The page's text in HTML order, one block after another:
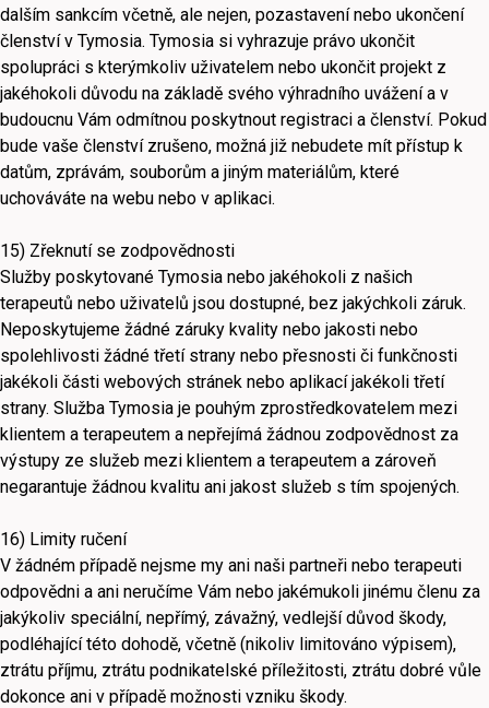
dalším sankcím včetně, ale nejen, pozastavení nebo ukončení
členství v Tymosia. Tymosia si vyhrazuje právo ukončit
spolupráci s kterýmkoliv uživatelem nebo ukončit projekt z
jakéhokoli důvodu na základě svého výhradního uvážení a v
budoucnu Vám odmítnou poskytnout registraci a členství. Pokud
bude vaše členství zrušeno, možná již nebudete mít přístup k
datům, zprávám, souborům a jiným materiálům, které
uchováváte na webu nebo v aplikaci.
15) Zřeknutí se zodpovědnosti
Služby poskytované Tymosia nebo jakéhokoli z našich
terapeutů nebo uživatelů jsou dostupné, bez jakýchkoli záruk.
Neposkytujeme žádné záruky kvality nebo jakosti nebo
spolehlivosti žádné třetí strany nebo přesnosti či funkčnosti
jakékoli části webových stránek nebo aplikací jakékoli třetí
strany. Služba Tymosia je pouhým zprostředkovatelem mezi
klientem a terapeutem a nepřejímá žádnou zodpovědnost za
výstupy ze služeb mezi klientem a terapeutem a zároveň
negarantuje žádnou kvalitu ani jakost služeb s tím spojených.
16) Limity ručení
V žádném případě nejsme my ani naši partneři nebo terapeuti
odpovědni a ani neručíme Vám nebo jakémukoli jinému členu za
jakýkoliv speciální, nepřímý, závažný, vedlejší důvod škody,
podléhající této dohodě, včetně (nikoliv limitováno výpisem),
ztrátu příjmu, ztrátu podnikatelské příležitosti, ztrátu dobré vůle
dokonce ani v případě možnosti vzniku škody.